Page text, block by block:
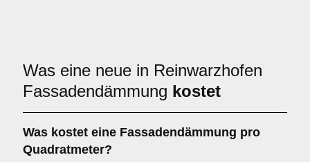
Was eine neue in Reinwarzhofen
Fassadendämmung kostet
Was kostet eine Fassadendämmung pro
Quadratmeter?